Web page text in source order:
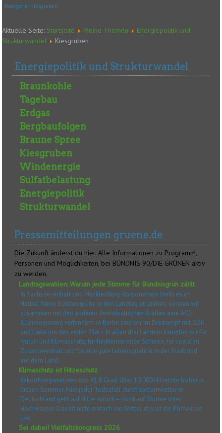
Kategorie: Kiesgruben
Aktuelle Seite: Startseite Meine Themen
Energiepolitik und
Strukturwandel
Kiesgruben
Energiepolitik und Strukturwandel
Braunkohle
Tagebau
Erdgas
Bergbaufolgen
Braune Spree
Kiesgruben
Windenergie
Sulfatbelastung
Energiepolitik
Strukturwandel
Pressemitteilungen gruene.de
Die Zukunft änderst du hier. Alle Informationen zu Programm,
Personen und Möglichkeiten, bei BÜNDNIS 90/DIE GRÜNEN aktiv
zu werden.
Landtagswahlen: Warum jede Stimme für Bündnisgrün zählt
In Sachsen-Anhalt und Mecklenburg-Vorpommern heißt es im
Herbst: Wenn Bündnisgrüne in den Landtag einziehen, können wir
zusammen mit den anderen demokratischen Kräften eine AfD-
Alleinregierung verhindern. In Berlin sind wir im Dreikampf mit CDU
und Linke um den ersten Platz. In allen drei Ländern kämpfen wir für
Natur- und Klimaschutz, für funktionierende Schulen, für sozialen
Zusammenhalt und für eine gute Lebensqualität in der Stadt und
auf dem Land.
Klimaschutz ist Hitzeschutz
Rekordtemperaturen von 41,8 Grad. Über 10.000 Hitzetote bisher in
diesen Sommer. Fast jeder Todesfall durch Extremwetter in
Deutschland geht auf Hitze zurück – nicht auf Stürme oder
Hochwasser. Das ist nicht einfach nur Wetter, das ist die Klimakrise
live.
Sei dabei! Vielfaltskongress 2026